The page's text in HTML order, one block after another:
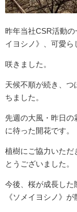
昨年当社CSR活動
イヨシノ》、可愛ら
咲きました。
天候不順が続き、つ
ちました。
先週の大風・昨日の
に待った開花です。
植樹にご協力いただ
とうございました。
今後、桜が成長した
《ソメイヨシノ》が